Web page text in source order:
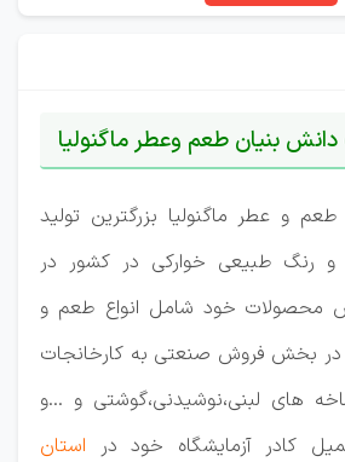
بنیان طعم وعطر ماگنولیا
و عطر ماگنولیا بزرگترین تولید
رنگ طبیعی خوارکی در کشور در
محصولات خود شامل انواع طعم و
در بخش فروش صنعتی به کارخانجات
های لبنی،نوشیدنی،گوشتی و ...و
کادر آزمایشگاه خود در استان